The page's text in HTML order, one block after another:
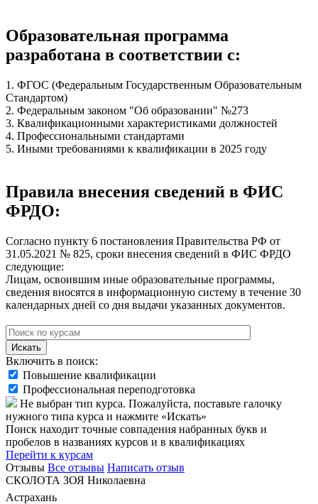
Образовательная программа
разработана в соответствии с:
1. ФГОС (Федеральным Государственным Образовательным
Стандартом)
2. Федеральным законом "Об образовании" №273
3. Квалификационными характеристиками должностей
4. Профессиональными стандартами
5. Иными требованиями к квалификации в 2025 году
Правила внесения сведений в ФИС
ФРДО:
Согласно пункту 6 постановления Правительства РФ от
31.05.2021 № 825, сроки внесения сведений в ФИС ФРДО
следующие:
Лицам, освоившим иные образовательные программы,
сведения вносятся в информационную систему в течение 30
календарных дней со дня выдачи указанных документов.
Искать
Включить в поиск:
Повышение квалификации
Профессиональная переподготовка
Не выбран тип курса. Пожалуйста, поставьте галочку
нужного типа курса и нажмите «Искать»
Поиск находит точные совпадения набранных букв и
пробелов в названиях курсов и в квалификациях
Перейти к курсам
Отзывы Все отзывы Написать отзыв
СКОЛОТА ЗОЯ Николаевна
Астрахань